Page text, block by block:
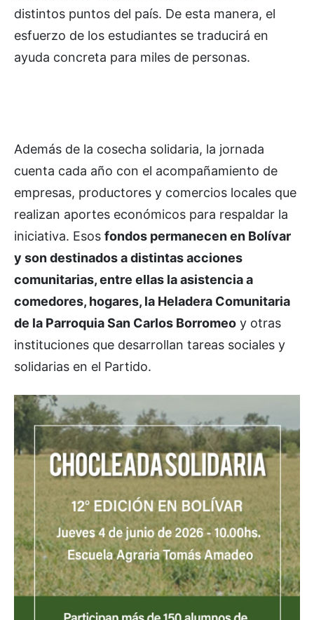
distintos puntos del país. De esta manera, el
esfuerzo de los estudiantes se traducirá en
ayuda concreta para miles de personas.
Además de la cosecha solidaria, la jornada
cuenta cada año con el acompañamiento de
empresas, productores y comercios locales que
realizan aportes económicos para respaldar la
iniciativa. Esos fondos permanecen en Bolívar
y son destinados a distintas acciones
comunitarias, entre ellas la asistencia a
comedores, hogares, la Heladera Comunitaria
de la Parroquia San Carlos Borromeo y otras
instituciones que desarrollan tareas sociales y
solidarias en el Partido.